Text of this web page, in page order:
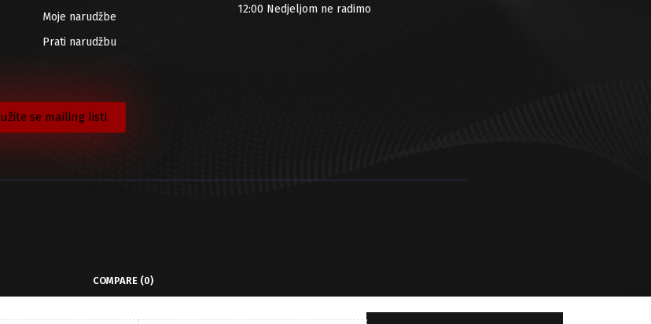
Moje narudžbe
Prati narudžbu
12:00 Nedjeljom ne radimo
se mailing listi
COMPARE (0)